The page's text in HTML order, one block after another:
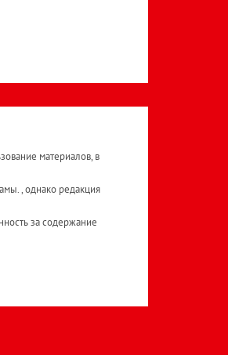
материалов, в
, однако редакция
за содержание